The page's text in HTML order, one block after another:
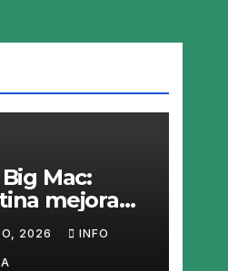
Mac:
mejora
pero
sigue
2026 INFO